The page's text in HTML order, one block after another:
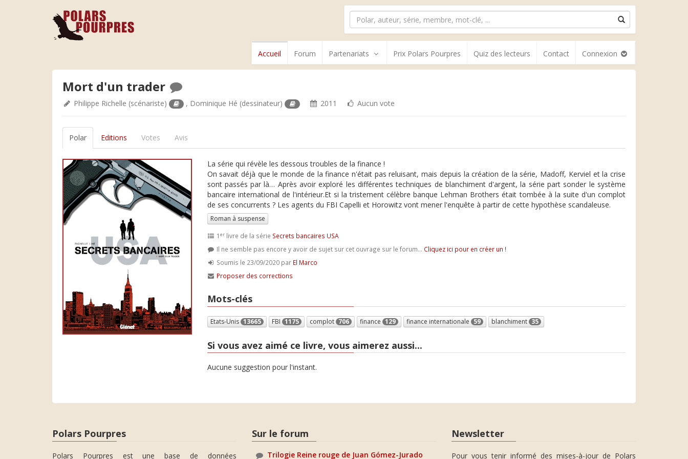
Accueil Forum Partenariats Prix Polars Pourpres Quiz des lecteurs Contact Connexion
Mort d'un trader
Philippe Richelle (scénariste) , Dominique Hé (dessinateur) 2011 Aucun vote
Polar Editions Votes Avis
La série qui révèle les dessous troubles de la finance !
On savait déjà que le monde de la finance n'était pas reluisant, mais depuis la création de la série, Madoff, Kerviel et la crise
sont passés par là… Après avoir exploré les différentes techniques de blanchiment d'argent, la série part sonder le système
bancaire international de l'intérieur.Et si la tristement célèbre banque Lehman Brothers était tombée à la suite d'un complot
de ses concurrents ? Les agents du FBI Capelli et Horowitz vont mener l'enquête à partir de cette hypothèse scandaleuse.
Roman à suspense
1 erlivre de la série Secrets bancaires USA
Il ne semble pas encore y avoir de sujet sur cet ouvrage sur le forum... Cliquez ici pour en créer un !
Soumis le 23/09/2020 par El Marco
Proposer des corrections
Mots-clés
Etats-Unis 13665 FBI 1175 complot 706 finance 129 finance internationale 59 blanchiment 35
Si vous avez aimé ce livre, vous aimerez aussi...
Aucune suggestion pour l'instant.
Polars Pourpres
Polars Pourpres est une base de données
Sur le forum
Trilogie Reine rouge de Juan Gómez-Jurado
Newsletter
Pour vous tenir informé des mises-à-jour de Polars